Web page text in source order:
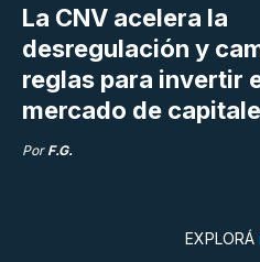
La CNV acelera la
desregulación y
reglas para invertir
mercado de
Por F.G.
EXPLORÁ